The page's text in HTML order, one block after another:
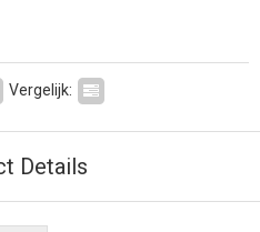
Vergelijk:
Details